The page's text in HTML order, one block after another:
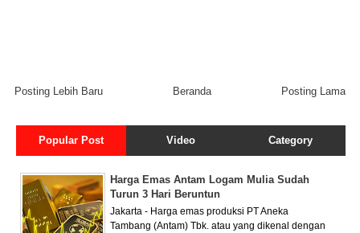
Posting Lebih Baru Posting Lama
Beranda
Popular Post Video Category
Harga Emas Antam Logam Mulia Sudah
Turun 3 Hari Beruntun
Jakarta - Harga emas produksi PT Aneka
Tambang (Antam) Tbk. atau yang dikenal dengan